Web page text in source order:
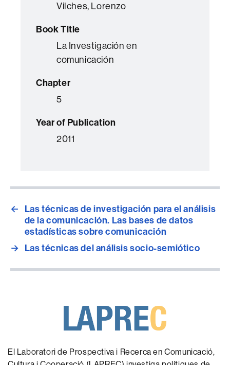
Vilches, Lorenzo
Book Title
La Investigación en
comunicación
Chapter
5
Year of Publication
2011
←
Las técnicas de investigación para el análisis
de la comunicación. Las bases de datos
estadísticas sobre comunicación
→ Las técnicas del análisis socio-semiótico
El Laboratori de Prospectiva i Recerca en Comunicació,